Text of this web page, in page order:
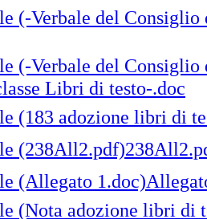
Libri di testo-.doc